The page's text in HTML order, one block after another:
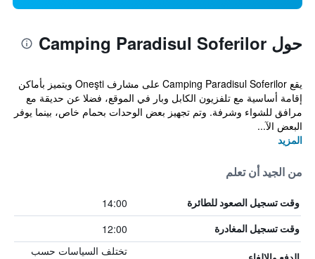
حول Camping Paradisul Soferilor
يقع Camping Paradisul Soferilor على مشارف Oneşti ويتميز بأماكن
إقامة أساسية مع تلفزيون الكابل وبار في الموقع، فضلا عن حديقة مع
مرافق للشواء وشرفة. وتم تجهيز بعض الوحدات بحمام خاص، بينما يوفر
البعض الآ...
المزيد
من الجيد أن تعلم
وقت تسجيل الصعود للطائرة 14:00
وقت تسجيل المغادرة 12:00
تختلف السياسات حسب